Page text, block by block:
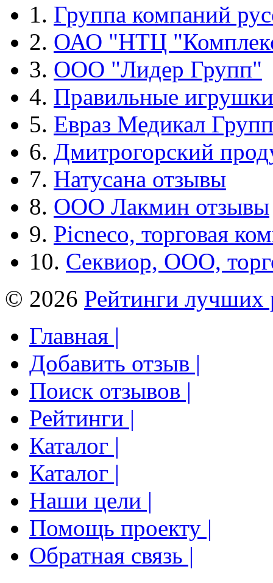
1. Группа компаний
2. ОАО "НТЦ
3. ООО "Лидер Групп"
4. Правильные игрушки
5. Евраз Медикал Групп
6. Дмитрогорский
7. Натусана отзывы
8. ООО Лакмин отзывы
9. Picneco, торговая
10. Секвиор, ООО,
© 2026 Рейтинги лучших
Главная |
Добавить отзыв |
Поиск отзывов |
Рейтинги |
Каталог |
Каталог |
Наши цели |
Помощь проекту |
Обратная связь |